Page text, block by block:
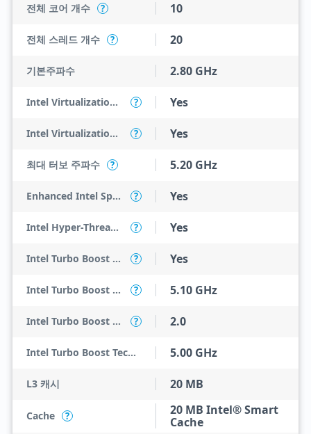
전체 코어 개수 ? 10
전체 스레드 개수 ? 20
기본주파수 2.80 GHz
Intel Virtualization Technology (VT-x) ? Yes
Intel Virtualization Technology for Directed I/O (VT-d) ? Yes
최대 터보 주파수 ? 5.20 GHz
Enhanced Intel SpeedStep Technology ? Yes
Intel Hyper-Threading Technology ? Yes
Intel Turbo Boost Max Technology 3.0 ? Yes
Intel Turbo Boost Max Technology 3.0 Frequency ? 5.10 GHz
Intel Turbo Boost Technology ? 2.0
Intel Turbo Boost Technology 2.0 Frequency 5.00 GHz
L3 캐시 20 MB
Cache ?
20 MB Intel® Smart
Cache